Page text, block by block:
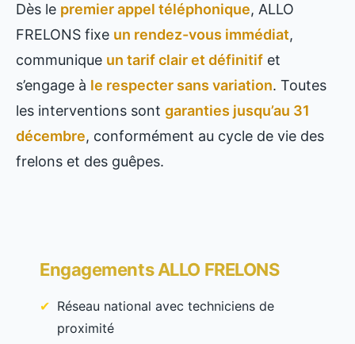
Dès le premier appel téléphonique, ALLO
FRELONS fixe un rendez-vous immédiat,
communique un tarif clair et définitif et
s’engage à le respecter sans variation. Toutes
les interventions sont garanties jusqu’au 31
décembre, conformément au cycle de vie des
frelons et des guêpes.
Engagements ALLO FRELONS
Réseau national avec techniciens de
proximité